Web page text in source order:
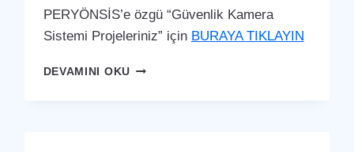
PERYÖNSİS’e özgü “Güvenlik Kamera
Sistemi Projeleriniz” için BURAYA TIKLAYIN
DEVAMINI OKUCIHANBEYLI